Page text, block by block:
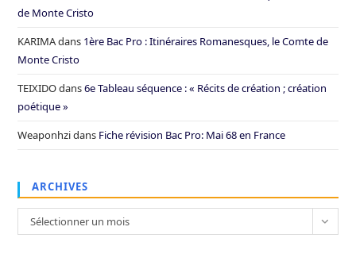
de Monte Cristo
KARIMAdans 1ère Bac Pro : Itinéraires Romanesques, le Comte de
Monte Cristo
TEIXIDOdans6e Tableau séquence : « Récits de création ; création
poétique »
Weaponhzidans Fiche révision Bac Pro: Mai 68 en France
ARCHIVES
Archives
Sélectionner un mois